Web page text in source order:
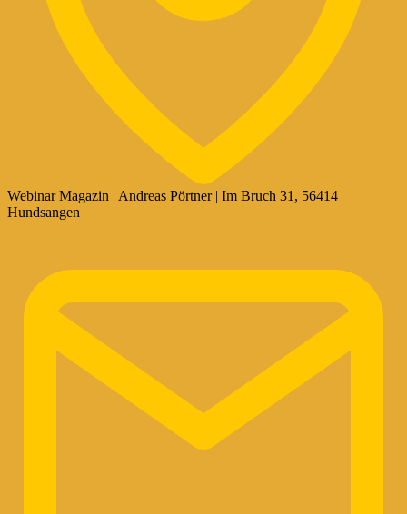
Webinar Magazin | Andreas Pörtner | Im Bruch 31, 56414
Hundsangen